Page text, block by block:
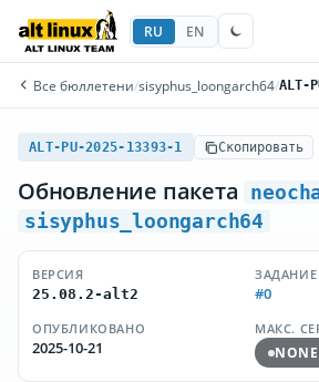
RU EN
Все бюллетени/sisyphus_loongarch64/ALT-
ALT-PU-2025-13393-1 Скопировать
Обновление пакета
sisyphus_loongarch64
ВЕРСИЯ
25.08.2-alt2
ЗАДАНИЕ
#0
ОПУБЛИКОВАНО
2025-10-21
МАКС.
NONE